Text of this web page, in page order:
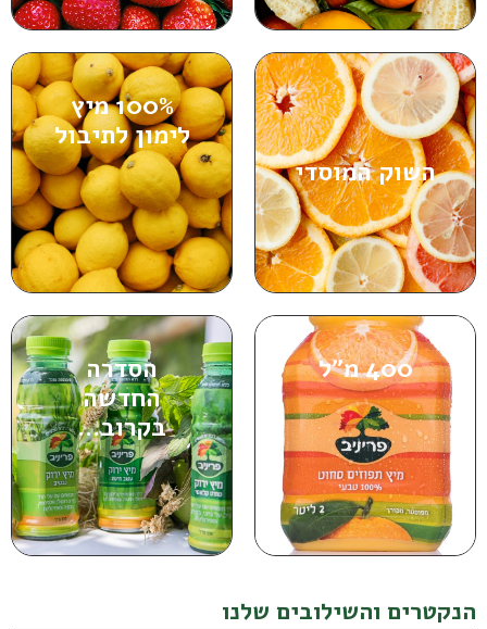
השוק המוסדי
100% מיץ
לימון לתיבול
400 מ"ל
הסדרה
החדשה
בקרוב...
הנקטרים והשילובים שלנו